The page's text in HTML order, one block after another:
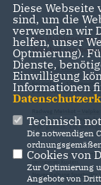
Diese Webseite
sind, um die
verwenden wir
helfen, unser
Optmierung).
Dienste,
Einwilligung
Informationen
Technisch
Die notwendigen
Cookies von
Zur Optimierung
Angebote von